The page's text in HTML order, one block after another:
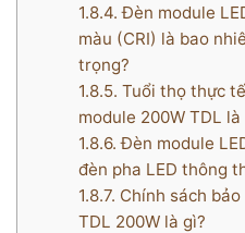
1.8.4. Đèn module
màu (CRI) là bao
trọng?
1.8.5. Tuổi thọ thực
module 200W TDL
1.8.6. Đèn module
đèn pha LED thông
1.8.7. Chính sách
TDL 200W là gì?